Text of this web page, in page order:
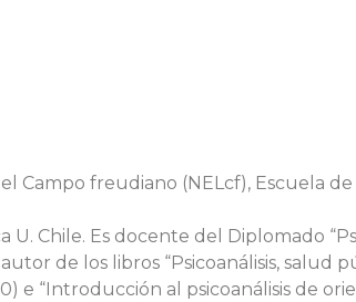
Campo freudiano (NELcf), Escuela
U. Chile. Es docente del Diplomado
de los libros “Psicoanálisis, salud
e “Introducción al psicoanálisis de